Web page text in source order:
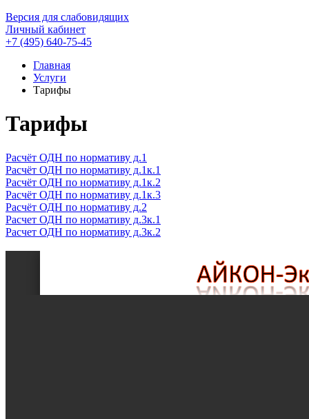
Версия для слабовидящих
Личный кабинет
+7 (495) 640-75-45
Главная
Услуги
Тарифы
Тарифы
Расчёт ОДН по нормативу д.1
Расчёт ОДН по нормативу д.1к.1
Расчёт ОДН по нормативу д.1к.2
Расчёт ОДН по нормативу д.1к.3
Расчёт ОДН по нормативу д.2
Расчет ОДН по нормативу д.3к.1
Расчет ОДН по нормативу д.3к.2